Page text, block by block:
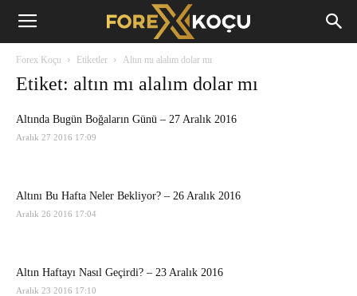
Forex
Forex Koçu Etiketler Altın mı alalım dolar mı
Etiket: altın mı alalım dolar mı
Altında Bugün Boğaların Günü – 27 Aralık 2016
Aralık 27 2016 17:09
Altını Bu Hafta Neler Bekliyor? – 26 Aralık 2016
Aralık 26 2016 17:04
Altın Haftayı Nasıl Geçirdi? – 23 Aralık 2016
Aralık 23 2016 17:10